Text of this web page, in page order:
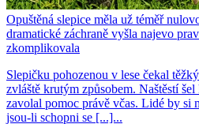
Opuštěná slepice měla už téměř
dramatické záchraně vyšla najevo
zkomplikovala
Slepičku pohozenou v lese čekal
zvláště krutým způsobem. Naštěstí
zavolal pomoc právě včas. Lidé by si
jsou-li schopni se [...]...